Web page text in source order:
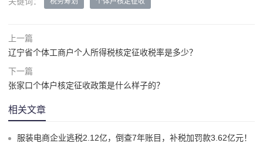
上一篇
辽宁省个体工商户个人所得税核定征收税率是多少？
下一篇
张家口个体户核定征收政策是什么样子的？
相关文章
服装电商企业逃税2.12亿，倒查7年账目，补税加罚款3.62亿元！